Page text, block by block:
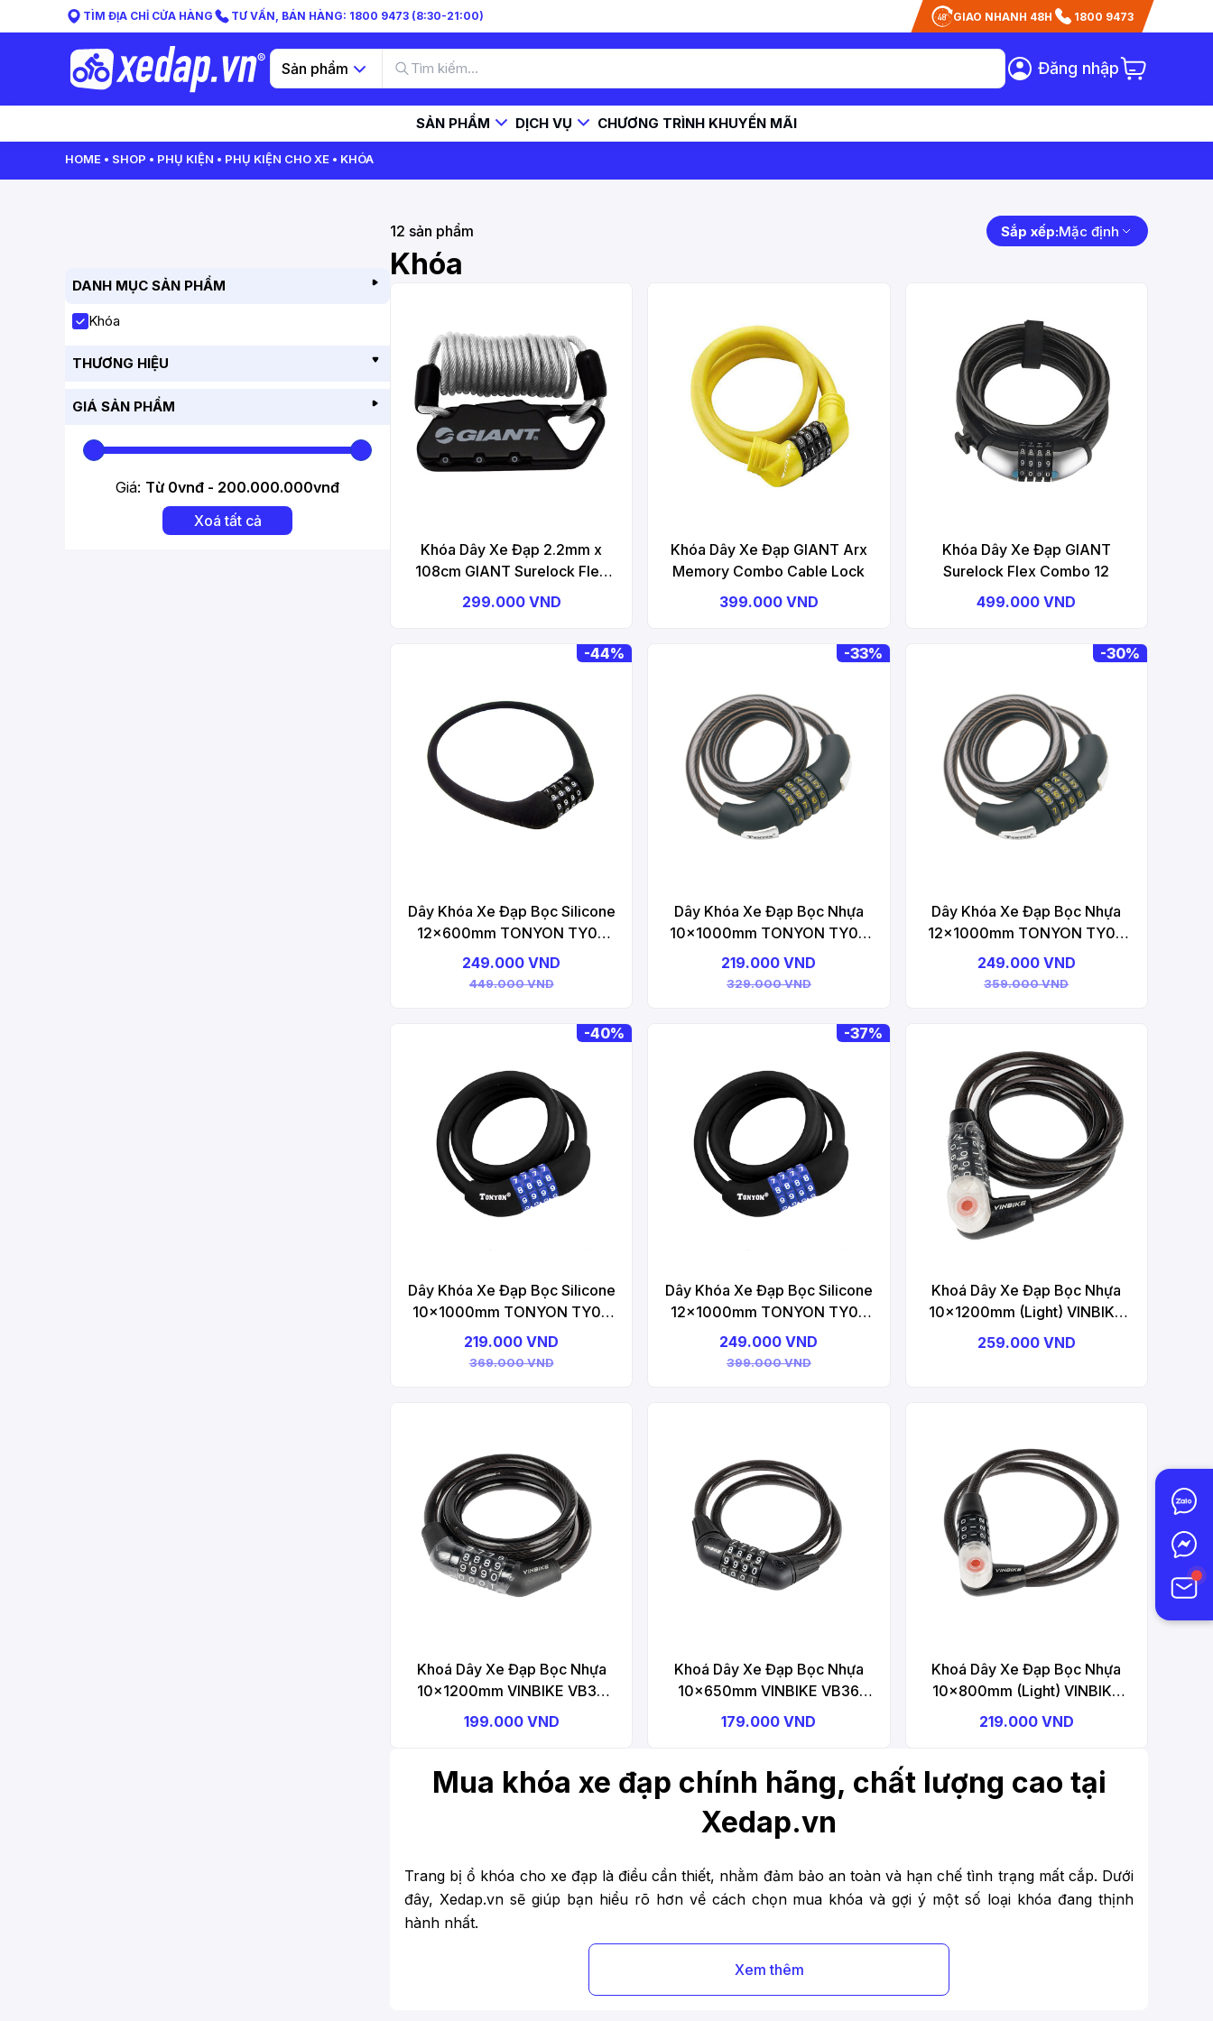
TÌM ĐỊA CHỈ CỬA HÀNG TƯ VẤN, BÁN HÀNG: 1800 9473 (8:30-21:00) GIAO NHANH 48H 1800 9473
Sản phẩm Đăng nhập
SẢN PHẨM DỊCH VỤ CHƯƠNG TRÌNH KHUYẾN MÃI
HOME SHOP PHỤ KIỆN PHỤ KIỆN CHO XE KHÓA
DANH MỤC SẢN PHẨM
Khóa
THƯƠNG HIỆU
GIANT
Tonyon
GIÁ SẢN PHẨM
Giá: Từ 0vnđ - 200.000.000vnđ
Xoá tất cả
12 sản phẩm Sắp xếp:Mặc định
Khóa
Khóa Dây Xe Đạp 2.2mm x
108cm GIANT Surelock Flex
Combo Air Cable Lock
299.000 VND
Khóa Dây Xe Đạp GIANT Arx
Memory Combo Cable Lock
399.000 VND
Khóa Dây Xe Đạp GIANT
Surelock Flex Combo 12
499.000 VND
-44%
Dây Khóa Xe Đạp Bọc Silicone
12x600mm TONYON TY07
Bicycle Lock
249.000 VND
449.000 VND
-33%
Dây Khóa Xe Đạp Bọc Nhựa
10x1000mm TONYON TY04
Bicycle Lock
219.000 VND
329.000 VND
-30%
Dây Khóa Xe Đạp Bọc Nhựa
12x1000mm TONYON TY05
Bicycle Lock
249.000 VND
359.000 VND
-40%
Dây Khóa Xe Đạp Bọc Silicone
10x1000mm TONYON TY02
Bicycle Lock
219.000 VND
369.000 VND
-37%
Dây Khóa Xe Đạp Bọc Silicone
12x1000mm TONYON TY03
Bicycle Lock
249.000 VND
399.000 VND
Khoá Dây Xe Đạp Bọc Nhựa
10x1200mm (Light) VINBIKE
VB38 Bicycle Lock
259.000 VND
Khoá Dây Xe Đạp Bọc Nhựa
10x1200mm VINBIKE VB35
Bicycle Lock
199.000 VND
Khoá Dây Xe Đạp Bọc Nhựa
10x650mm VINBIKE VB36
Bicycle Lock
179.000 VND
Khoá Dây Xe Đạp Bọc Nhựa
10x800mm (Light) VINBIKE
VB37 Bicycle Lock
219.000 VND
Mua khóa xe đạp chính hãng, chất lượng cao tại
Xedap.vn
Trang bị ổ khóa cho xe đạp là điều cần thiết, nhằm đảm bảo an toàn và hạn chế tình trạng mất cắp. Dưới
đây, Xedap.vn sẽ giúp bạn hiểu rõ hơn về cách chọn mua khóa và gợi ý một số loại khóa đang thịnh
hành nhất.
Có nên mua khóa cho xe đạp không?
Xem thêm